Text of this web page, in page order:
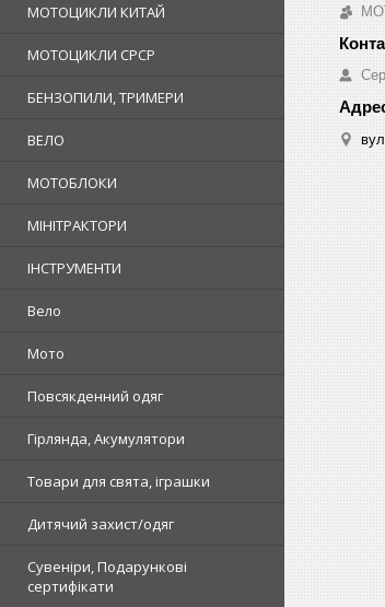
МОТОЦИКЛИ КИТАЙ
МОТОЦИКЛИ СРСР
БЕНЗОПИЛИ, ТРИМЕРИ
ВЕЛО
МОТОБЛОКИ
МІНІТРАКТОРИ
ІНСТРУМЕНТИ
Вело
Мото
Повсякденний одяг
Гірлянда, Акумулятори
Товари для свята, іграшки
Дитячий захист/одяг
Сувеніри, Подарункові
сертифікати